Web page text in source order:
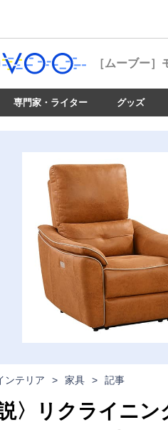
［ムーブー］
専門家・ライター グッズ
ンテリア > 家具 > 記事
説〉リクライニ